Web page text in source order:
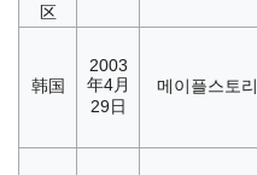
区
韩国
2003
年4月
29日
메이플스토리